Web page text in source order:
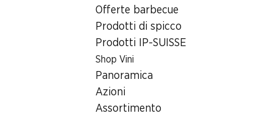
Offerte barbecue
Prodotti di spicco
Prodotti IP-SUISSE
Shop Vini
Panoramica
Azioni
Assortimento
Rue De La Gare 19, 1110 Morges
Alle indicazioni stradali
Orari di apertura